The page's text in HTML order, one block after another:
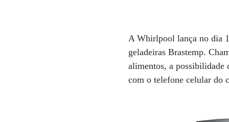
A Whirlpool lança no dia
geladeiras Brastemp.
alimentos, a possibilidade
com o telefone celular do